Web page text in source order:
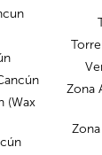
(Wax
Zona